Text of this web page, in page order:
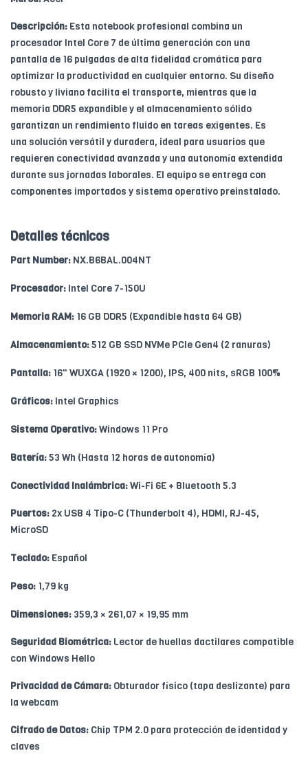
Descripción: Esta notebook profesional combina un
procesador Intel Core 7 de última generación con una
pantalla de 16 pulgadas de alta fidelidad cromática para
optimizar la productividad en cualquier entorno. Su diseño
robusto y liviano facilita el transporte, mientras que la
memoria DDR5 expandible y el almacenamiento sólido
garantizan un rendimiento fluido en tareas exigentes. Es
una solución versátil y duradera, ideal para usuarios que
requieren conectividad avanzada y una autonomía extendida
durante sus jornadas laborales. El equipo se entrega con
componentes importados y sistema operativo preinstalado.
Detalles técnicos
Part Number: NX.B6BAL.004NT
Procesador: Intel Core 7-150U
Memoria RAM: 16 GB DDR5 (Expandible hasta 64 GB)
Almacenamiento:512 GB SSD NVMe PCIe Gen4 (2 ranuras)
Pantalla: 16" WUXGA (1920 × 1200), IPS, 400 nits, sRGB 100%
Gráficos: Intel Graphics
Sistema Operativo:Windows 11 Pro
Batería:53 Wh (Hasta 12 horas de autonomía)
Conectividad Inalámbrica:Wi-Fi 6E + Bluetooth 5.3
Puertos: 2x USB 4 Tipo-C (Thunderbolt 4), HDMI, RJ-45,
MicroSD
Teclado: Español
Peso: 1,79 kg
Dimensiones: 359,3 × 261,07 × 19,95 mm
Seguridad Biométrica: Lector de huellas dactilares compatible
con Windows Hello
Privacidad de Cámara: Obturador físico (tapa deslizante) para
la webcam
Cifrado de Datos: Chip TPM 2.0 para protección de identidad y
claves